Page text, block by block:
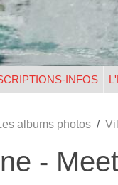
INFOS
albums photos
-